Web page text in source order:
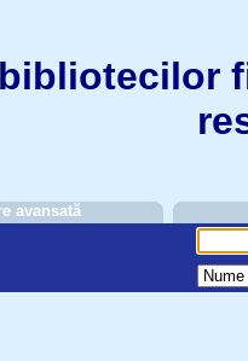
avansată